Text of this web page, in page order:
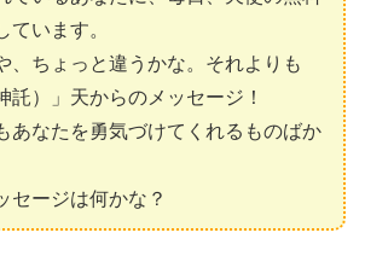
ています。
、ちょっと違うかな。それよりも
託）」天からのメッセージ！
あなたを勇気づけてくれるものばか
セージは何かな？